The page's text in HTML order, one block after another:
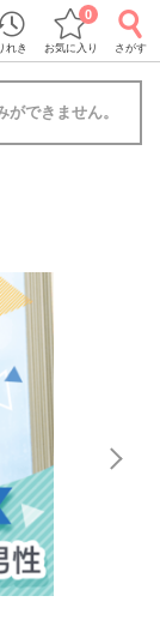
れき お気に入り
0
さがす
できません。